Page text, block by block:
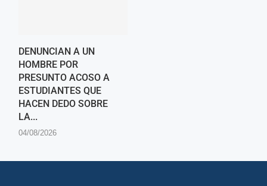
DENUNCIAN A UN
HOMBRE POR
PRESUNTO ACOSO A
ESTUDIANTES QUE
HACEN DEDO SOBRE
LA...
04/08/2026